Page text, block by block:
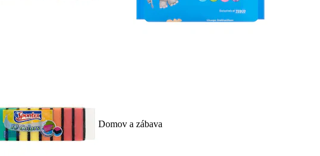
Domov a zábava